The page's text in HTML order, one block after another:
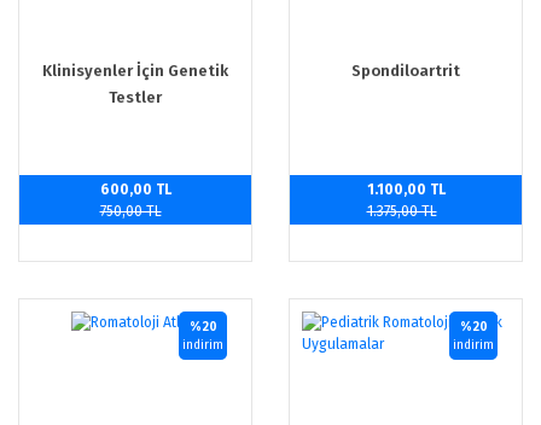
Klinisyenler İçin Genetik
Testler
600,00 TL
750,00 TL
Spondiloartrit
1.100,00 TL
1.375,00 TL
%20
indirim
%20
indirim